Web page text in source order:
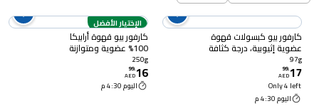
كارفور بيو كبسولات قهوة
عضوية إثيوبية، درجة كثافة
6، 97 غرام
97g
17
.
99
AED
Only 4 left
اليوم 4:30 م
الإختيار الأفضل
كارفور بيو قهوة أرابيكا
100% عضوية ومتوازنة
مطحونة 250 غرام
250g
16
.
99
AED
اليوم 4:30 م